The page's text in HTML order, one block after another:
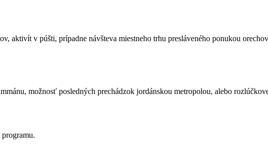
aktivít v púšti, prípadne návšteva miestneho trhu presláveného ponukou
možnosť posledných prechádzok jordánskou metropolou, alebo